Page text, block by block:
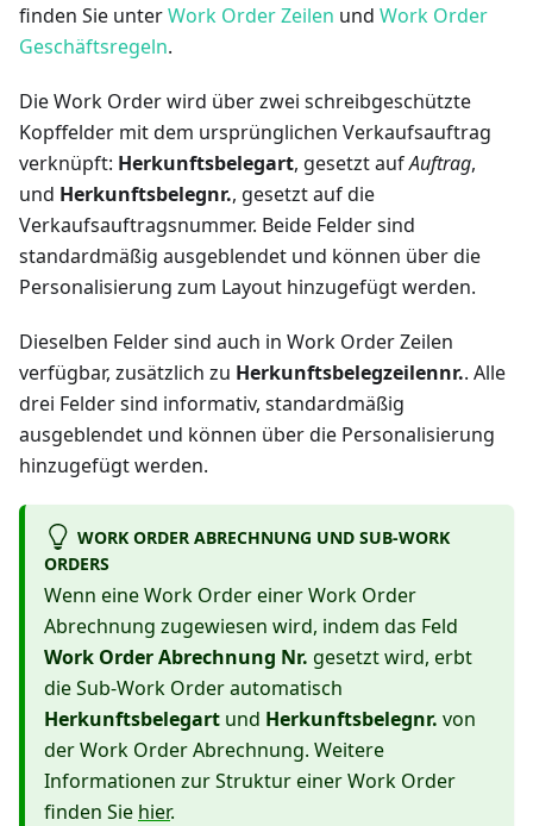
finden Sie unterWork Order Zeilen und Work Order
Geschäftsregeln.
Die Work Order wird über zwei schreibgeschützte
Kopffelder mit dem ursprünglichen Verkaufsauftrag
verknüpft: Herkunftsbelegart, gesetzt aufAuftrag,
und Herkunftsbelegnr., gesetzt auf die
Verkaufsauftragsnummer. Beide Felder sind
standardmäßig ausgeblendet und können über die
Personalisierung zum Layout hinzugefügt werden.
Dieselben Felder sind auch in Work Order Zeilen
verfügbar, zusätzlich zu Herkunftsbelegzeilennr.. Alle
drei Felder sind informativ, standardmäßig
ausgeblendet und können über die Personalisierung
hinzugefügt werden.
WORK ORDER ABRECHNUNG UND SUB-WORK
ORDERS
Wenn eine Work Order einer Work Order
Abrechnung zugewiesen wird, indem das Feld
Work Order Abrechnung Nr. gesetzt wird, erbt
die Sub-Work Order automatisch
Herkunftsbelegart und Herkunftsbelegnr. von
der Work Order Abrechnung. Weitere
Informationen zur Struktur einer Work Order
finden Sie hier.